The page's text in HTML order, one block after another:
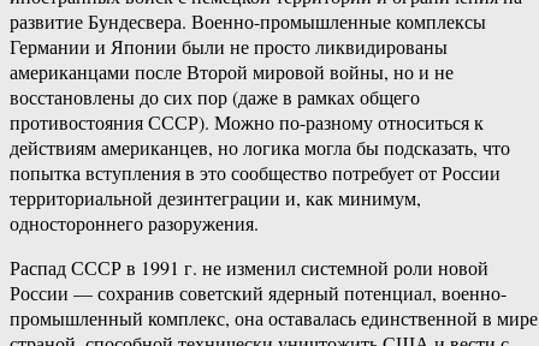
развитие Бундесвера. Военно-промышленные комплексы
Германии и Японии были не просто ликвидированы
американцами после Второй мировой войны, но и не
восстановлены до сих пор (даже в рамках общего
противостояния СССР). Можно по-разному относиться к
действиям американцев, но логика могла бы подсказать, что
попытка вступления в это сообщество потребует от России
территориальной дезинтеграции и, как минимум,
одностороннего разоружения.
Распад СССР в 1991 г. не изменил системной роли новой
России — сохранив советский ядерный потенциал, военно-
промышленный комплекс, она оставалась единственной в мире